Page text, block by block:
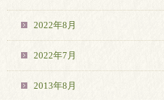
2022年8月
2022年7月
2013年8月